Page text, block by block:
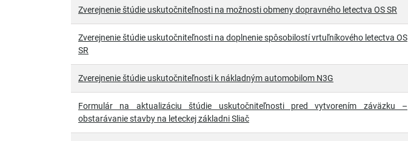
Zverejnenie štúdie uskutočniteľnosti na možnosti obmeny dopravného letectva OS SR
Zverejnenie štúdie uskutočniteľnosti na doplnenie spôsobilostí vrtuľníkového letectva OS
SR
Zverejnenie štúdie uskutočniteľnosti k nákladným automobilom N3G
Formulár na aktualizáciu štúdie uskutočniteľnosti pred vytvorením záväzku –
obstarávanie stavby na leteckej základni Sliač